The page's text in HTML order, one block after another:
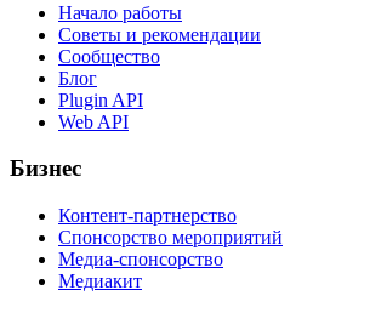
Начало работы
Советы и рекомендации
Сообщество
Блог
Plugin API
Web API
Бизнес
Контент-партнерство
Спонсорство мероприятий
Медиа-спонсорство
Медиакит